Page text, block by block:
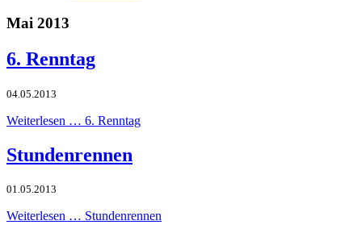
Mai 2013
6. Renntag
04.05.2013
Weiterlesen … 6. Renntag
Stundenrennen
01.05.2013
Weiterlesen … Stundenrennen